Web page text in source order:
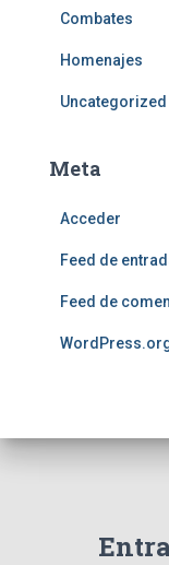
Combates
Homenajes
Uncategorized
Meta
Acceder
Feed de
Feed de